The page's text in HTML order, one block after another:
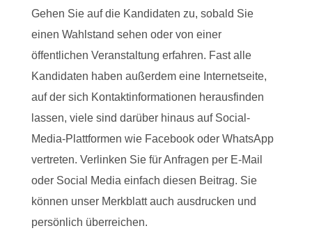
Gehen Sie auf die Kandidaten zu, sobald Sie
einen Wahlstand sehen oder von einer
öffentlichen Veranstaltung erfahren. Fast alle
Kandidaten haben außerdem eine Internetseite,
auf der sich Kontaktinformationen herausfinden
lassen, viele sind darüber hinaus auf Social-
Media-Plattformen wie Facebook oder WhatsApp
vertreten. Verlinken Sie für Anfragen per E-Mail
oder Social Media einfach diesen Beitrag. Sie
können unser Merkblatt auch ausdrucken und
persönlich überreichen.